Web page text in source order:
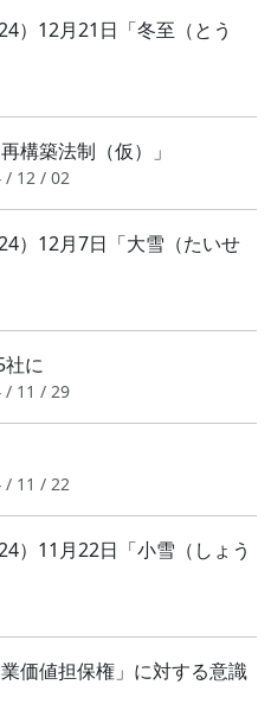
12月21日「冬至（とう
構築法制（仮）」
/ 12 / 02
）12月7日「大雪（たいせ
に
/ 11 / 29
/ 11 / 22
11月22日「小雪（しょう
価値担保権」に対する意識